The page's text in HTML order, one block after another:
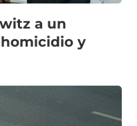
a un
y